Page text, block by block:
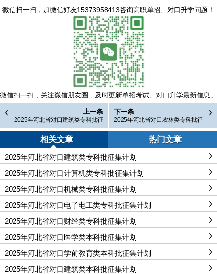
微信扫一扫， 加微信好友15373958413咨询高职单招、对口升学问题 ！
微信扫一扫， 关注微信朋友圈，及时更新单招考试、对口升学最新信息。
上一条
2025年河北省对口建筑类专科批征
下一条
2025年河北省对口农林类专科批征
相关文章 热门文章
2025年河北省对口建筑类专科批征集计划
2025年河北省对口计算机类专科批征集计划
2025年河北省对口机械类专科批征集计划
2025年河北省对口电子电工类专科批征集计划
2025年河北省对口财经类专科批征集计划
2025年河北省对口医学类本科批征集计划
2025年河北省对口学前教育类本科批征集计划
2025年河北省对口建筑类本科批征集计划